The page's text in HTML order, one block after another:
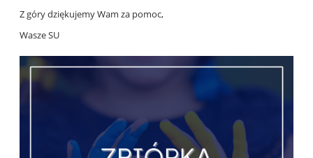
Z góry dziękujemy Wam za pomoc,
Wasze SU